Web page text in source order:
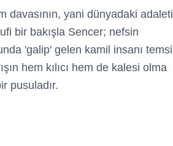
davasının, yani dünyadaki adaleti
bir bakışla Sencer; nefsin
'galip' gelen kamil insanı temsil
hem kılıcı hem de kalesi olma
pusuladır.